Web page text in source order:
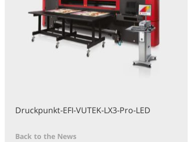
Druckpunkt-EFI-VUTEK-LX3-Pro-LED
Back to the News